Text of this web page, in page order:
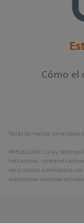
Cómo el
Todas las marcas
PRECAUCIÓN: La ley
indicaciones,
del producto suministrada
autoridades sanitarias